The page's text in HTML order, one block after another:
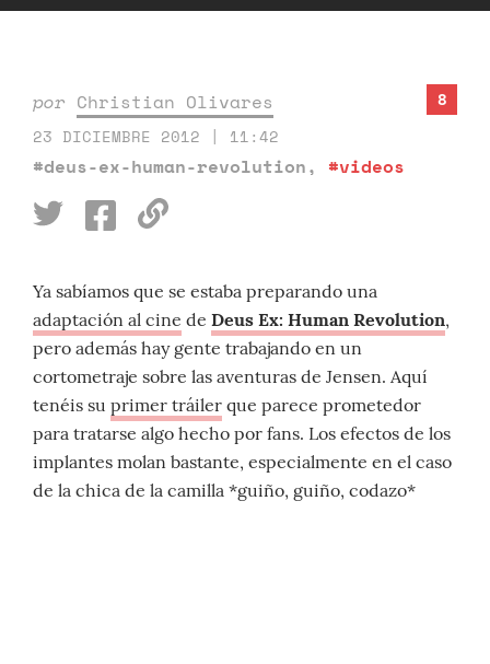
por Christian Olivares
23 DICIEMBRE 2012 | 11:42
#deus-ex-human-revolution, #videos
8
Ya sabíamos que se estaba preparando una
adaptación al cine de Deus Ex: Human Revolution,
pero además hay gente trabajando en un
cortometraje sobre las aventuras de Jensen. Aquí
tenéis su primer tráiler que parece prometedor
para tratarse algo hecho por fans. Los efectos de los
implantes molan bastante, especialmente en el caso
de la chica de la camilla *guiño, guiño, codazo*